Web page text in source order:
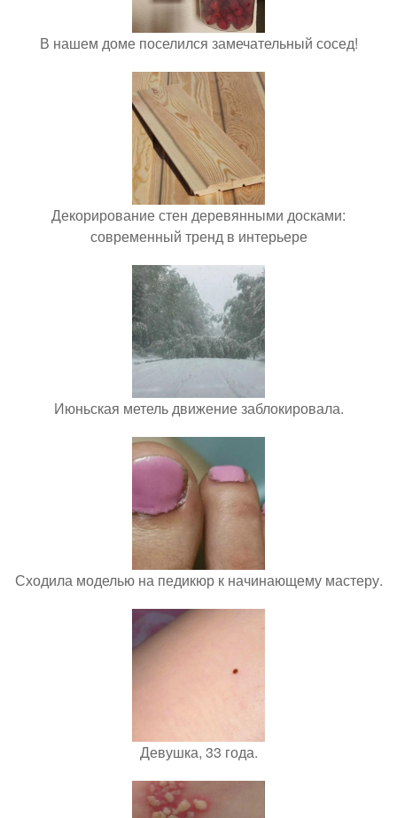
В нашем доме поселился замечательный сосед!
Декорирование стен деревянными досками:
современный тренд в интерьере
Июньская метель движение заблокировала.
Сходила моделью на педикюр к начинающему мастеру.
Девушка, 33 года.